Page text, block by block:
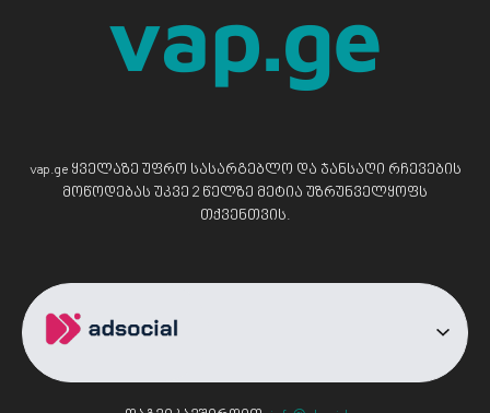
vap.ge ყველაზე უფრო სასარგებლო და ჯანსაღი რჩევების
მოწოდებას უკვე 2 წელზე მეტია უზრუნველყოფს
თქვენთვის.